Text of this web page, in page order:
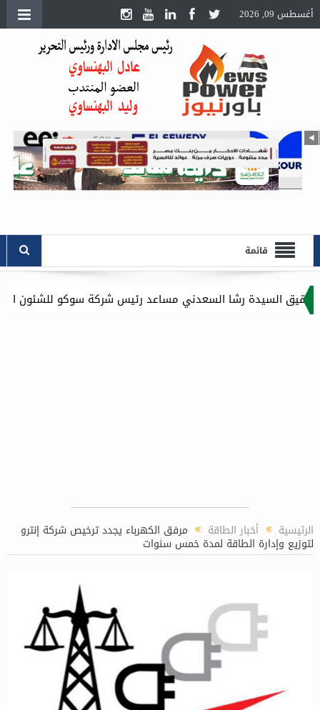
أغسطس 09, 2026
قائمة
السعدني مساعد رئيس شركة سوكو للشئون الادارية .. وموقع باور
الرئيسية أخبار الطاقة مرفق الكهرباء يجدد ترخيص شركة إنترو
لتوزيع وإدارة الطاقة لمدة خمس سنوات